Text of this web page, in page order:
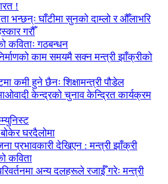
!
भन्छन्ः घाँटीमा सुनको दाम्लो र औँलाभरि
गरौँ
कविताः गठबन्धन
काम समयमै सक्न मन्त्री झाँक्रीको
कमी हुने छैनः शिक्षामन्त्री पौडेल
केन्द्रको चुनाव केन्द्रित कार्यक्रम
घरदैलोमा
प्रभावकारी देखिएन : मन्त्री झाँक्री
कविता
अन्य दलहरूले रजाईँ गरेः मन्त्री